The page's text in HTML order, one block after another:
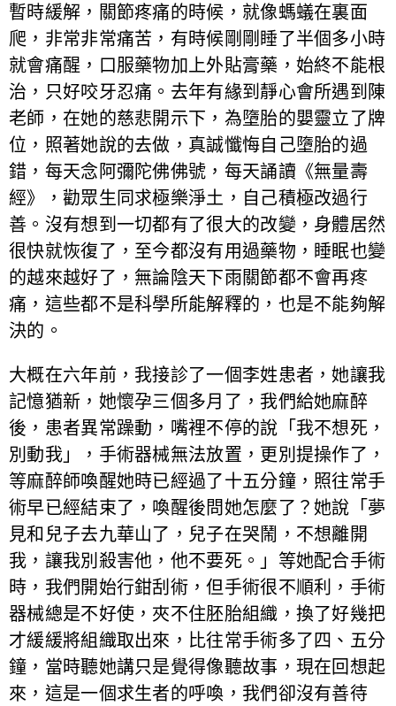
暫時緩解，關節疼痛的時候，就像螞蟻在裏面
爬，非常非常痛苦，有時候剛剛睡了半個多小時
就會痛醒，口服藥物加上外貼膏藥，始終不能根
治，只好咬牙忍痛。去年有緣到靜心會所遇到陳
老師，在她的慈悲開示下，為墮胎的嬰靈立了牌
位，照著她說的去做，真誠懺悔自己墮胎的過
錯，每天念阿彌陀佛佛號，每天誦讀《無量壽
經》，勸眾生同求極樂淨土，自己積極改過行
善。沒有想到一切都有了很大的改變，身體居然
很快就恢復了，至今都沒有用過藥物，睡眠也變
的越來越好了，無論陰天下雨關節都不會再疼
痛，這些都不是科學所能解釋的，也是不能夠解
決的。
大概在六年前，我接診了一個李姓患者，她讓我
記憶猶新，她懷孕三個多月了，我們給她麻醉
後，患者異常躁動，嘴裡不停的說「我不想死，
別動我」，手術器械無法放置，更別提操作了，
等麻醉師喚醒她時已經過了十五分鐘，照往常手
術早已經結束了，喚醒後問她怎麼了？她說「夢
見和兒子去九華山了，兒子在哭鬧，不想離開
我，讓我別殺害他，他不要死。」等她配合手術
時，我們開始行鉗刮術，但手術很不順利，手術
器械總是不好使，夾不住胚胎組織，換了好幾把
才緩緩將組織取出來，比往常手術多了四、五分
鐘，當時聽她講只是覺得像聽故事，現在回想起
來，這是一個求生者的呼喚，我們卻沒有善待